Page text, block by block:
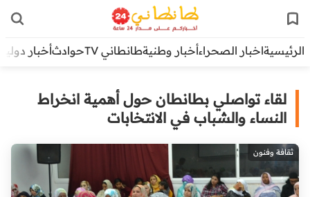
الرئيسيةاخبار الصحراءأخبار وطنيةطانطاني TV حوادثأخبار دولية
لقاء تواصلي بطانطان حول أهمية انخراط
النساء والشباب في الانتخابات
ثقافة وفنون